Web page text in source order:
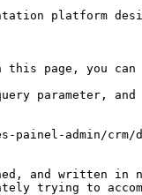
platform
you can
parameter,
admin/crm/
and written in
trying to